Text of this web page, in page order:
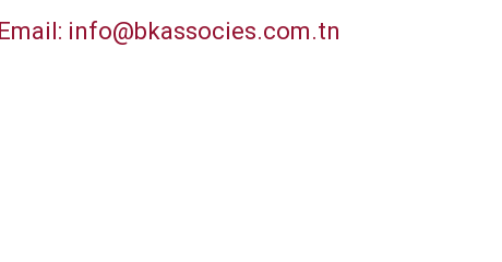
Email: info@bkassocies.com.tn